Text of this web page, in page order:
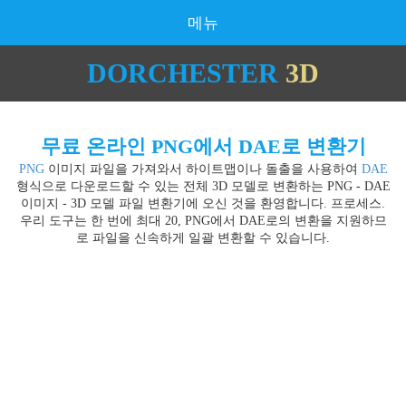
메뉴
DORCHESTER 3D
무료 온라인 PNG에서 DAE로 변환기
PNG이미지 파일을 가져와서 하이트맵이나 돌출을 사용하여 DAE
형식으로 다운로드할 수 있는 전체 3D 모델로 변환하는 PNG - DAE
이미지 - 3D 모델 파일 변환기에 오신 것을 환영합니다. 프로세스.
우리 도구는 한 번에 최대 20, PNG에서 DAE로의 변환을 지원하므
로 파일을 신속하게 일괄 변환할 수 있습니다.